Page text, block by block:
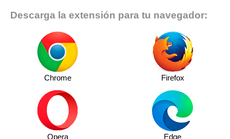
Descarga la extensión para tu navegador:
Chrome Firefox
Opera Edge